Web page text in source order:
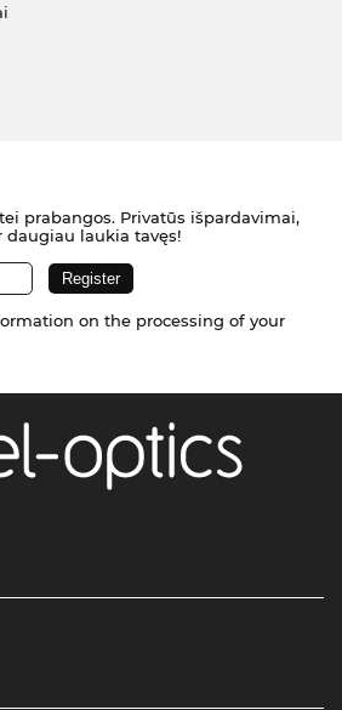
prabangos. Privatūs išpardavimai,
daugiau laukia tavęs!
on the processing of your